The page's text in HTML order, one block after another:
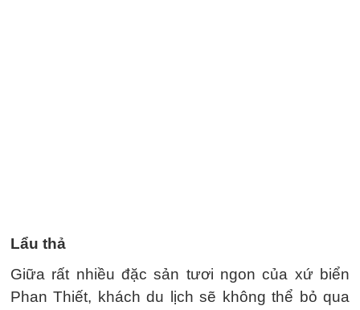
Lẩu thả
Giữa rất nhiều đặc sản tươi ngon của xứ biển
Phan Thiết, khách du lịch sẽ không thể bỏ qua